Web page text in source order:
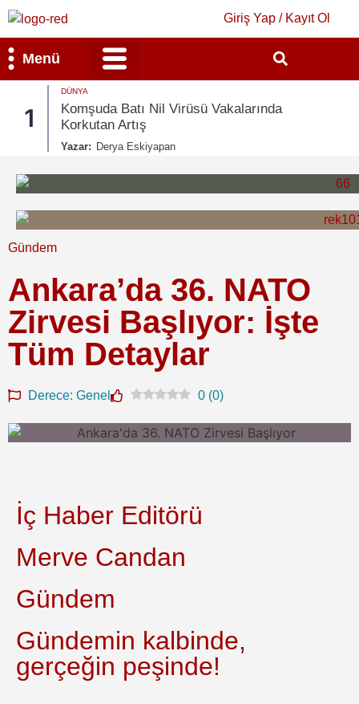
Giriş Yap / Kayıt Ol
Menü
1
DÜNYA
Komşuda Batı Nil Virüsü Vakalarında
Korkutan Artış
Yazar: Derya Eskiyapan
Gündem
Ankara’da 36. NATO
Zirvesi Başlıyor: İşte
Tüm Detaylar
Derece: Genel 0 (0)
İç Haber Editörü
Merve Candan
Gündem
Gündemin kalbinde,
gerçeğin peşinde!